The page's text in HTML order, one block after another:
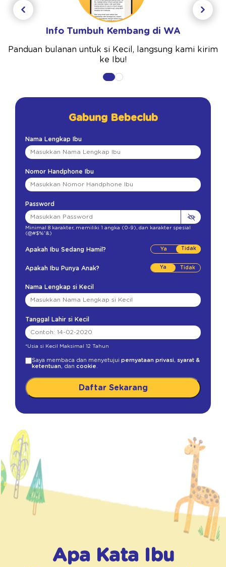
Info Tumbuh Kembang di WA
Panduan bulanan untuk si Kecil, langsung kami kirim
ke Ibu!
Gabung Bebeclub
Nama Lengkap Ibu
Nomor Handphone Ibu
Password
Minimal 8 karakter, memiliki 1 angka (0-9) , dan karakter spesial
(@#$%^&)
Apakah Ibu Sedang Hamil? Tidak
Apakah Ibu Punya Anak? Ya
Nama Lengkap si Kecil
Tanggal Lahir si Kecil
*Usia si Kecil Maksimal 12 Tahun
Saya membaca dan menyetujui pernyataan privasi, syarat &
ketentuan, dan cookie
Daftar Sekarang
Apa Kata Ibu